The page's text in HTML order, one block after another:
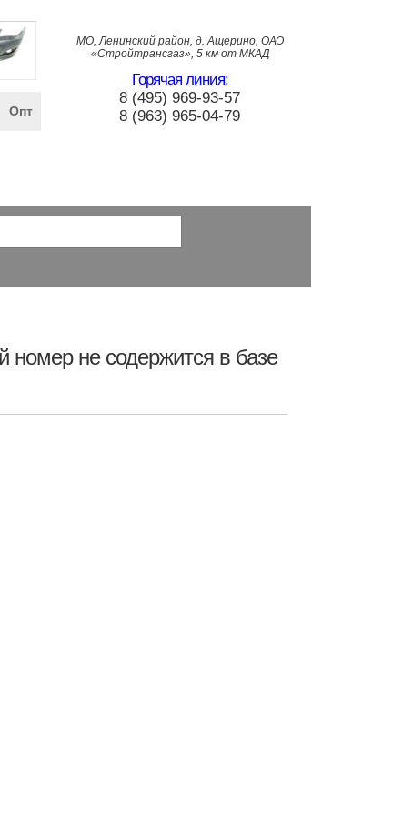
Опт
МО, Ленинский район, д. Ащерино, ОАО
«Стройтрансгаз», 5 км от МКАД
Горячая линия:
8 (495) 969-93-57
8 (963) 965-04-79
номер не содержится в базе